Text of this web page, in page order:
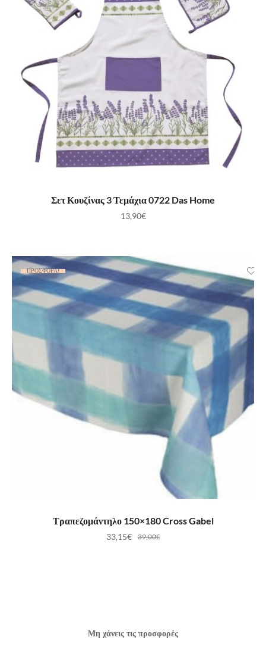
ΠΡΟΣΘΉΚΗ ΣΤΟ ΚΑΛΆΘΙ
Σετ Κουζίνας 3 Τεμάχια 0722 Das Home
13,90€
ΠΡΟΣΦΟΡΆ!
ΠΡΟΣΘΉΚΗ ΣΤΟ ΚΑΛΆΘΙ
Τραπεζομάντηλο 150×180 Cross Gabel
39,00€
33,15€
Μη χάνεις τις προσφορές